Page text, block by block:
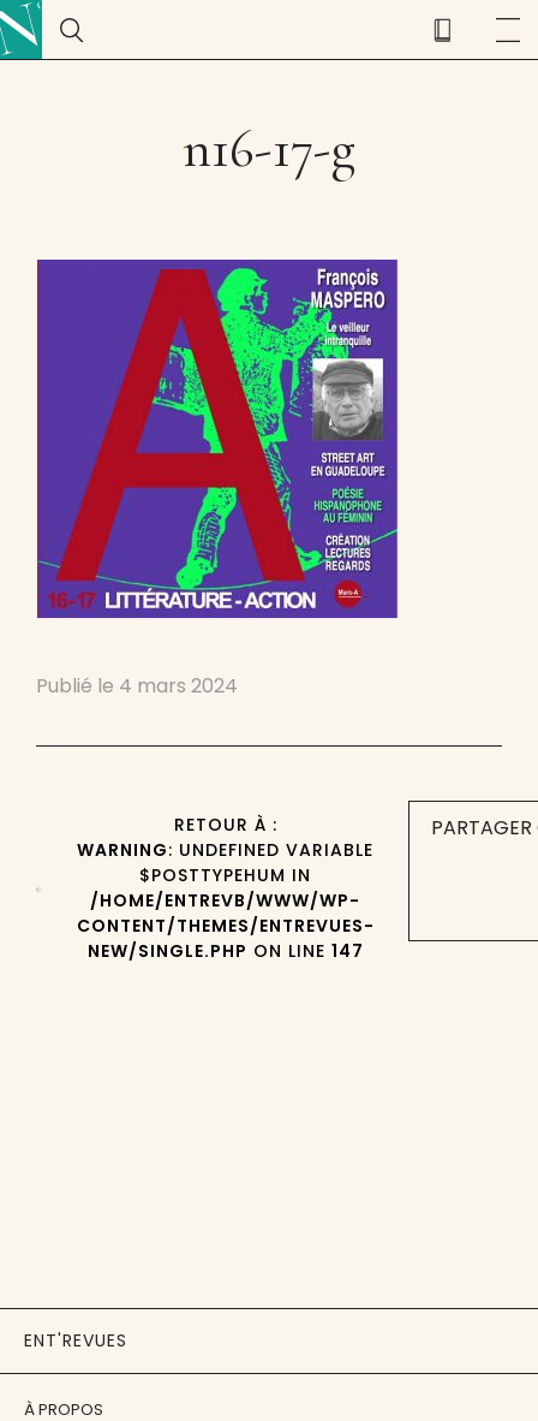
n16-17-g
Publié le 4 mars 2024
RETOUR À :
WARNING: UNDEFINED VARIABLE
$POSTTYPEHUM IN
/HOME/ENTREVB/WWW/WP-
CONTENT/THEMES/ENTREVUES-
NEW/SINGLE.PHP ON LINE 147
ENT'REVUES
À PROPOS